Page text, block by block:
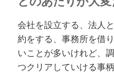
会社を設立する、法人
約をする、事務所を借
いことが多いけれど、
つクリアしていける事